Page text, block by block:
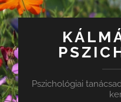
Pszichológiai